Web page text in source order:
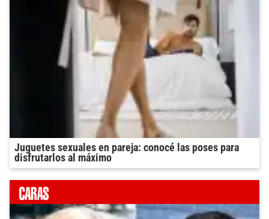
Juguetes sexuales en pareja: conocé las poses para
disfrutarlos al máximo